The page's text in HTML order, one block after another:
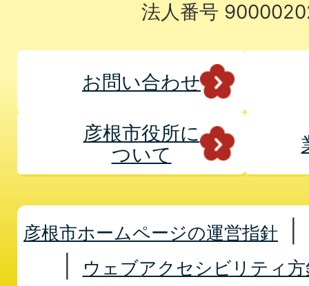
法人番号
お問い合わせ
彦根市役所に
ついて
彦根市ホームページの運営指針
ウェブアクセシビリティ方